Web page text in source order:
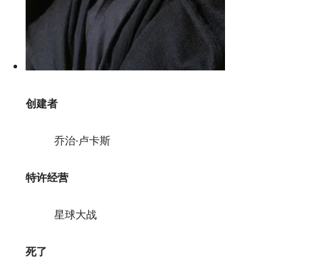
创建者
乔治·卢卡斯
特许经营
星球大战
死了